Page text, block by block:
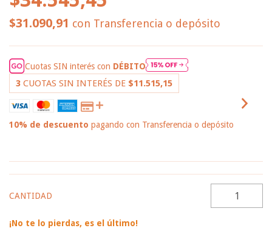
$31.090,91 con Transferencia o depósito
Cuotas SIN interés con DÉBITO
3 CUOTAS SIN INTERÉS DE $11.515,15
10% de descuento pagando con Transferencia o depósito
CANTIDAD
¡No te lo pierdas, es el último!